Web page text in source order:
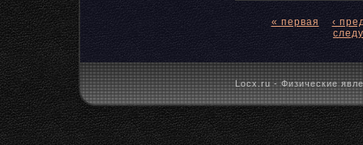
« первая
‹
Locx.ru - Физические